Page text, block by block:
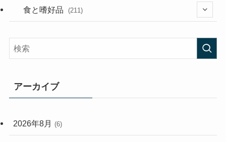
(282)
(33)
(248)
(56)
食と嗜好品 (211)
アーカイブ
2026年8月 (6)